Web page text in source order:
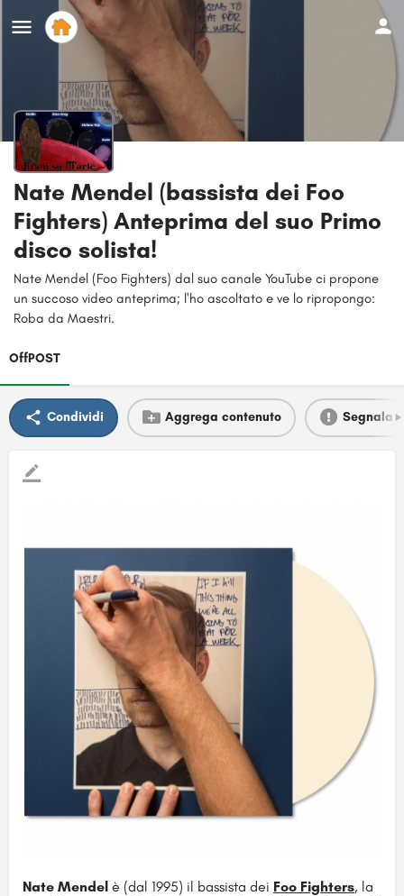
Nate Mendel (bassista dei Foo
Fighters) Anteprima del suo Primo
disco solista!
Nate Mendel (Foo Fighters) dal suo canale YouTube ci propone
un succoso video anteprima; l'ho ascoltato e ve lo ripropongo:
Roba da Maestri.
OffPOST
Condividi Aggrega contenuto Segnala
Nate Mendel è (dal 1995) il bassista dei Foo Fighters, la